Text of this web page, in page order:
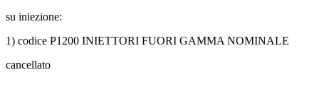
su iniezione:
1) codice P1200 INIETTORI FUORI GAMMA NOMINALE
cancellato